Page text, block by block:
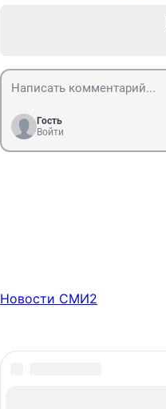
Гость
Войти
Новости СМИ2